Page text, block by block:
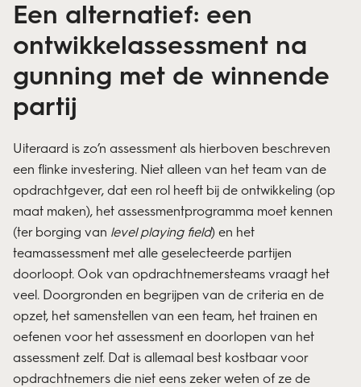
Een alternatief: een
ontwikkelassessment na
gunning met de winnende
partij
Uiteraard is zo’n assessment als hierboven beschreven
een flinke investering. Niet alleen van het team van de
opdrachtgever, dat een rol heeft bij de ontwikkeling (op
maat maken), het assessmentprogramma moet kennen
(ter borging van level playing field) en het
teamassessment met alle geselecteerde partijen
doorloopt. Ook van opdrachtnemersteams vraagt het
veel. Doorgronden en begrijpen van de criteria en de
opzet, het samenstellen van een team, het trainen en
oefenen voor het assessment en doorlopen van het
assessment zelf. Dat is allemaal best kostbaar voor
opdrachtnemers die niet eens zeker weten of ze de